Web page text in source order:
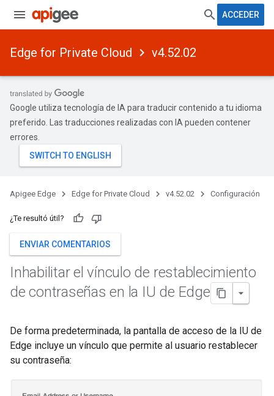
ACCEDER
Edge for Private Cloud v4.52.02
Google utiliza tecnología de IA para traducir contenido a tu idioma
preferido. Las traducciones realizadas con IA pueden contener
errores.
Apigee Edge Edge for Private Cloud v4.52.02 Configuración
¿Te resultó útil?
ENVIAR COMENTARIOS
Inhabilitar el vínculo de restablecimiento
de contraseñas en la IU de Edge
De forma predeterminada, la pantalla de acceso de la IU de
Edge incluye un vínculo que permite al usuario restablecer
su contraseña: